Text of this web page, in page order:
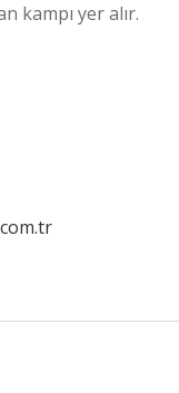
kampı yer alır.